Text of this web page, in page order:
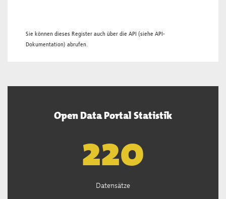
Sie können dieses Register auch über die API (siehe API-
Dokumentation) abrufen.
Open Data Portal Statistik
222
Datensätze